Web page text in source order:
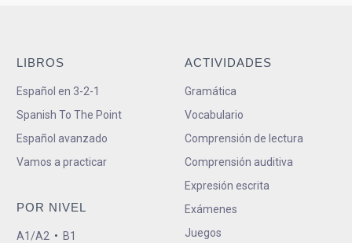
LIBROS
Español en 3-2-1
Spanish To The Point
Español avanzado
Vamos a practicar
POR NIVEL
A1/A2 • B1
ACTIVIDADES
Gramática
Vocabulario
Comprensión de lectura
Comprensión auditiva
Expresión escrita
Exámenes
Juegos